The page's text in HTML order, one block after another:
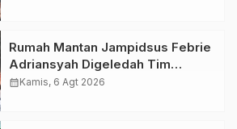
Rumah Mantan Jampidsus Febrie
Adriansyah Digeledah Tim
Penyidik Kejaksaan Agung,
calendar_monthKamis, 6 Agt 2026